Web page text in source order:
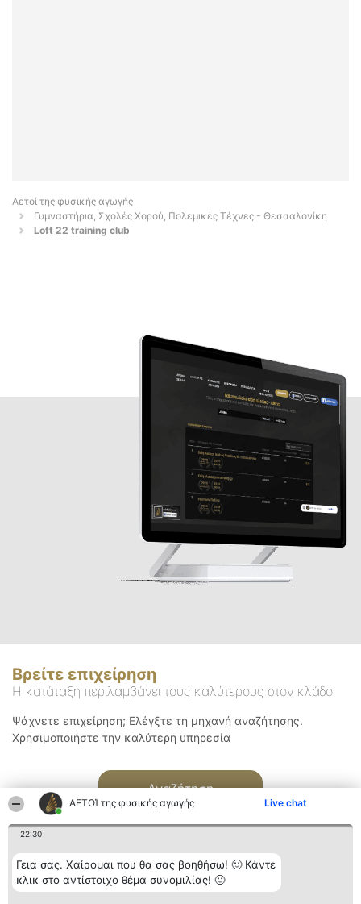
ΑΕΤΟΊ της φυσικής αγωγής Live chat
22:30
Γεια σας. Χαίρομαι που θα σας βοηθήσω! 🙂 Κάντε
κλικ στο αντίστοιχο θέμα συνομιλίας! 🙂
Αετοί της φυσικής αγωγής
Γυμναστήρια, Σχολές Χορού, Πολεμικές Τέχνες - Θεσσαλονίκη
Loft 22 training club
Βρείτε επιχείρηση
Η κατάταξη περιλαμβάνει τους καλύτερους στον κλάδο
Ψάχνετε επιχείρηση; Ελέγξτε τη μηχανή αναζήτησης.
Χρησιμοποιήστε την καλύτερη υπηρεσία
Αναζήτηση